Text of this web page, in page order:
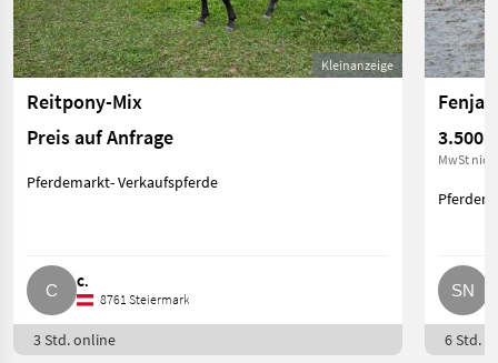
Kleinanzeige
Reitpony-Mix
Preis auf Anfrage
Pferdemarkt- Verkaufspferde
C.
8761 Steiermark
3 Std. online
Fenja
3.500 €
MwSt
6 Std.